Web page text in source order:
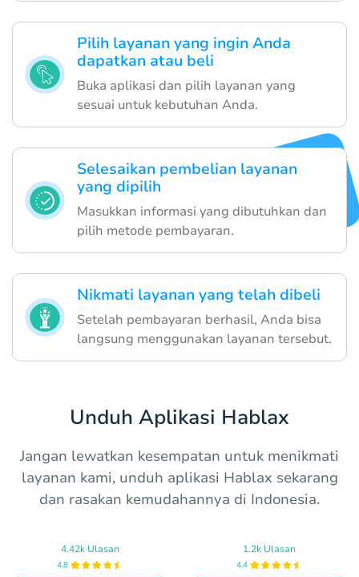
Pilih layanan yang ingin Anda
dapatkan atau beli
Buka aplikasi dan pilih layanan yang
sesuai untuk kebutuhan Anda.
Selesaikan pembelian layanan
yang dipilih
Masukkan informasi yang dibutuhkan dan
pilih metode pembayaran.
Nikmati layanan yang telah dibeli
Setelah pembayaran berhasil, Anda bisa
langsung menggunakan layanan tersebut.
Unduh Aplikasi Hablax
Jangan lewatkan kesempatan untuk menikmati
layanan kami, unduh aplikasi Hablax sekarang
dan rasakan kemudahannya di Indonesia.
4.42k Ulasan
4.8
1.2k Ulasan
4.4